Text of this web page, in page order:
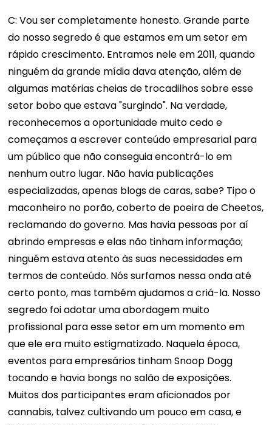
C: Vou ser completamente honesto. Grande parte
do nosso segredo é que estamos em um setor em
rápido crescimento. Entramos nele em 2011, quando
ninguém da grande mídia dava atenção, além de
algumas matérias cheias de trocadilhos sobre esse
setor bobo que estava "surgindo". Na verdade,
reconhecemos a oportunidade muito cedo e
começamos a escrever conteúdo empresarial para
um público que não conseguia encontrá-lo em
nenhum outro lugar. Não havia publicações
especializadas, apenas blogs de caras, sabe? Tipo o
maconheiro no porão, coberto de poeira de Cheetos,
reclamando do governo. Mas havia pessoas por aí
abrindo empresas e elas não tinham informação;
ninguém estava atento às suas necessidades em
termos de conteúdo. Nós surfamos nessa onda até
certo ponto, mas também ajudamos a criá-la. Nosso
segredo foi adotar uma abordagem muito
profissional para esse setor em um momento em
que ele era muito estigmatizado. Naquela época,
eventos para empresários tinham Snoop Dogg
tocando e havia bongs no salão de exposições.
Muitos dos participantes eram aficionados por
cannabis, talvez cultivando um pouco em casa, e